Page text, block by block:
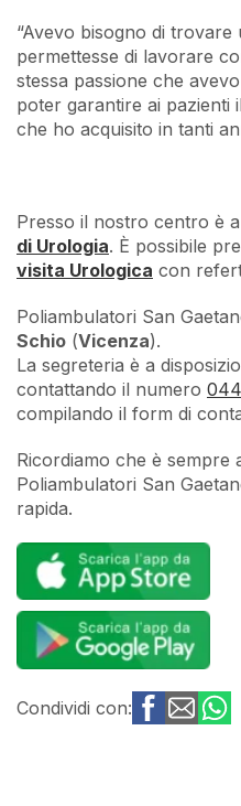
“Avevo bisogno di
permettesse di lavorare
stessa passione che
poter garantire ai pazienti
che ho acquisito in tanti
Presso il nostro centro è a
di Urologia. È possibile
visita Urologica con
Poliambulatori San
Schio (Vicenza).
La segreteria è a
contattando il numero
compilando il form di
Ricordiamo che è sempre
Poliambulatori San
rapida.
Condividi con: